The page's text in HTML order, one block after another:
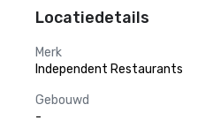
Locatiedetails
Merk
Independent Restaurants
Gebouwd
-